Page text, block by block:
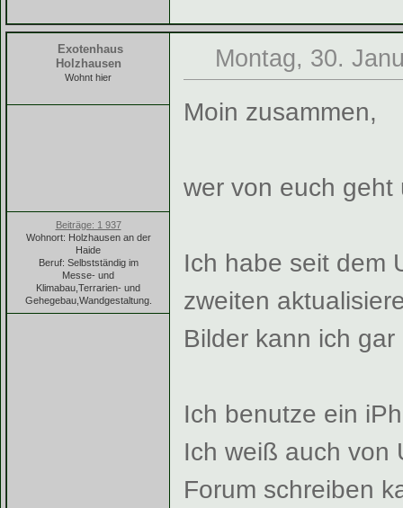
Exotenhaus
Holzhausen
Wohnt hier
Beiträge: 1 937
Wohnort: Holzhausen an der
Haide
Beruf: Selbstständig im
Messe- und
Klimabau,Terrarien- und
Gehegebau,Wandgestaltung.
Montag, 30.
Moin zusammen,
wer von euch geht
Ich habe seit dem
zweiten
Bilder kann ich
Ich benutze ein
Ich weiß auch von
Forum schreiben